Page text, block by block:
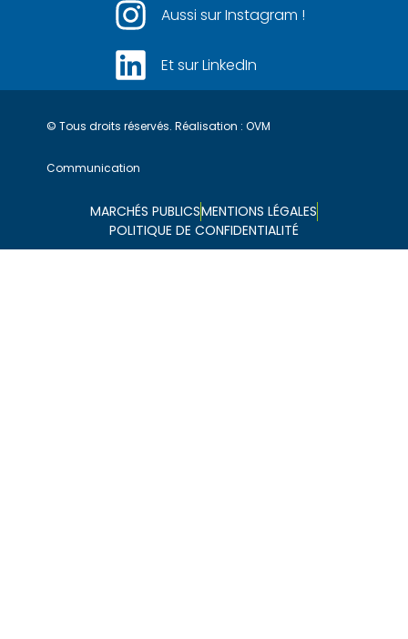
Aussi sur Instagram !
Et sur LinkedIn
© Tous droits réservés. Réalisation : OVM
Communication
MARCHÉS PUBLICSMENTIONS LÉGALES
POLITIQUE DE CONFIDENTIALITÉ